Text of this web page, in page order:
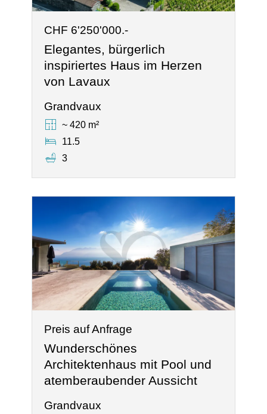
CHF 6'250'000.-
Elegantes, bürgerlich
inspiriertes Haus im Herzen
von Lavaux
Grandvaux
~ 420 m²
11.5
3
Preis auf Anfrage
Wunderschönes
Architektenhaus mit Pool und
atemberaubender Aussicht
Grandvaux